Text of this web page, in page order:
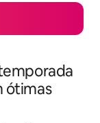
ótimas